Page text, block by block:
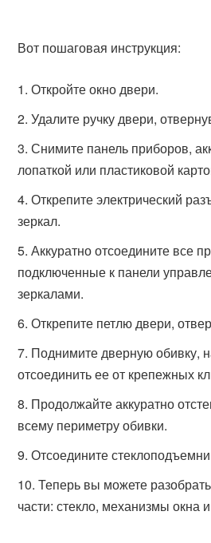
Вот пошаговая инструкция:
Откройте окно двери.
Удалите ручку двери,
Снимите панель приборов,
лопаткой или пластиковой
Открепите электрический
зеркал.
Аккуратно отсоедините все
подключенные к панели
зеркалами.
Открепите петлю двери,
Поднимите дверную обивку,
отсоединить ее от крепежных
Продолжайте аккуратно
всему периметру обивки.
Отсоедините
Теперь вы можете
части: стекло, механизмы окна